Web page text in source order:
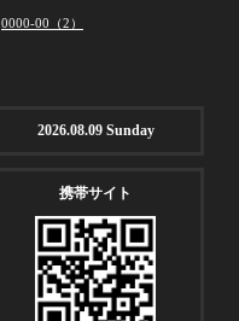
0000-00（2）
2026.08.09 Sunday
携帯サイト